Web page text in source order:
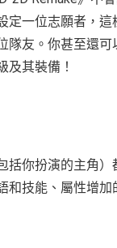
定一位志願者，這
隊友。你甚至還可
及其裝備！
括你扮演的主角
和技能、屬性增加